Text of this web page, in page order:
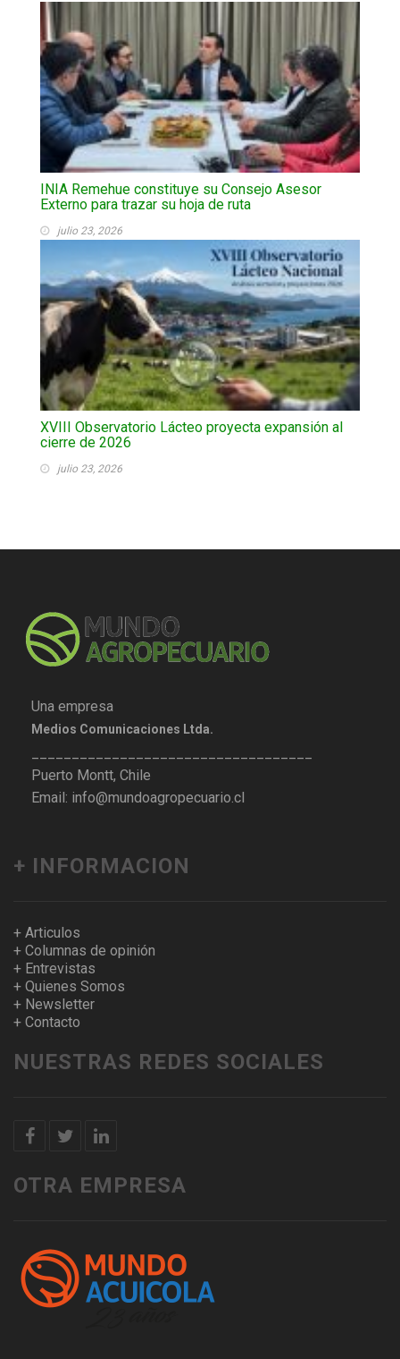
INIA Remehue constituye su Consejo Asesor
Externo para trazar su hoja de ruta
julio 23, 2026
XVIII Observatorio Lácteo proyecta expansión al
cierre de 2026
julio 23, 2026
Una empresa
Medios Comunicaciones Ltda.
Puerto Montt, Chile
Email: info@mundoagropecuario.cl
+ INFORMACION
+ Articulos
+ Columnas de opinión
+ Entrevistas
+ Quienes Somos
+ Newsletter
+ Contacto
NUESTRAS REDES SOCIALES
OTRA EMPRESA